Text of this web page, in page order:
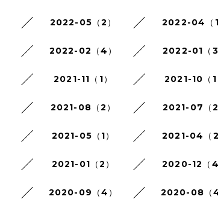
2022-05（2） 2022-04（1
2022-02（4） 2022-01（3
2021-11（1） 2021-10（1
2021-08（2） 2021-07（2
2021-05（1） 2021-04（2
2021-01（2） 2020-12（4
2020-09（4） 2020-08（4